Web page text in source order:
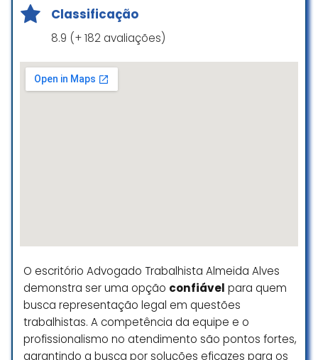
atendimento
Classificação
8.9 (+ 182 avaliações)
O escritório Advogado Trabalhista Almeida Alves
demonstra ser uma opção confiável para quem
busca representação legal em questões
trabalhistas. A competência da equipe e o
profissionalismo no atendimento são pontos fortes,
garantindo a busca por soluções eficazes para os